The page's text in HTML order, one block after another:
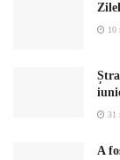
10
31
A